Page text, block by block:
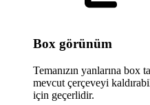
Box görünüm
Temanızın yanlarına box
mevcut çerçeveyi
için geçerlidir.